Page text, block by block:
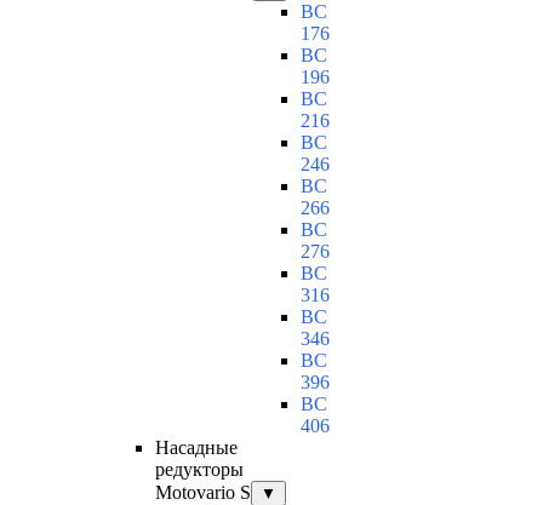
BC
176
BC
196
BC
216
BC
246
BC
266
BC
276
BC
316
BC
346
BC
396
BC
406
Насадные
редукторы
Motovario S
▼